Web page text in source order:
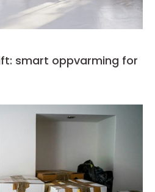
smart oppvarming for